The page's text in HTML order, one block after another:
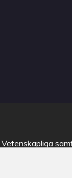
Vetenskapliga